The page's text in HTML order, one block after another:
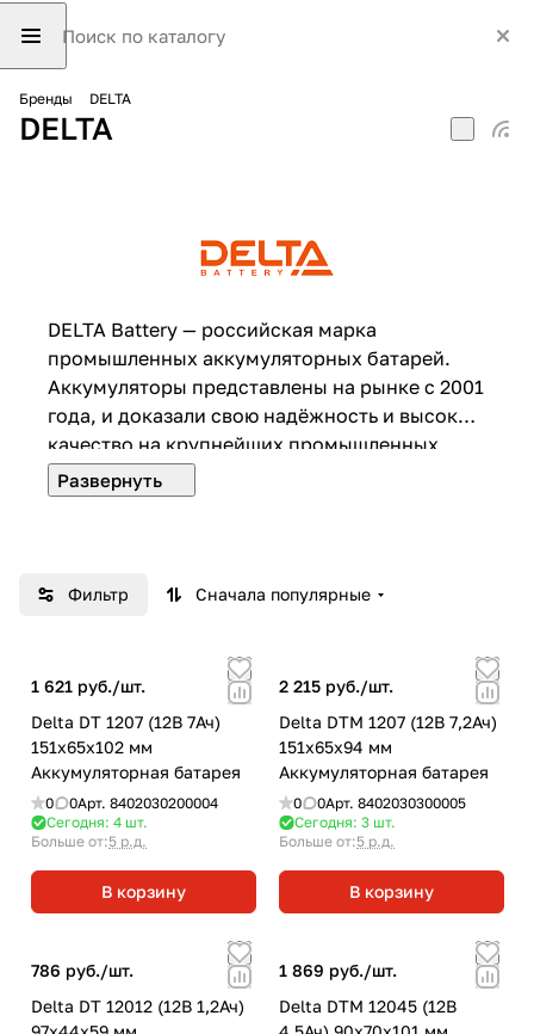
Бренды DELTA
DELTA
DELTA Battery — российская марка
промышленных аккумуляторных батарей.
Аккумуляторы представлены на рынке с 2001
года, и доказали свою надёжность и высокое
качество на крупнейших промышленных,
спортивных и инфраструктурных объектах.
Бренд DELTA Battery предлагает различные
назначения: от систем телекоммуникаций и
Фильтр Сначала популярные
1 621 руб./шт.
Delta DT 1207 (12В 7Ач)
151х65х102 мм
Аккумуляторная батарея
0 0Арт. 8402030200004
Сегодня: 4 шт.
Больше от:5 р.д.
В корзину
2 215 руб./шт.
Delta DTM 1207 (12В 7,2Ач)
151х65х94 мм
Аккумуляторная батарея
0 0Арт. 8402030300005
Сегодня: 3 шт.
Больше от:5 р.д.
В корзину
786 руб./шт.
Delta DT 12012 (12В 1,2Ач)
1 869 руб./шт.
Delta DTM 12045 (12В